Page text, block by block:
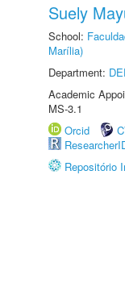
Suely
School:
Marília)
Department:
Academic
MS-3.1
Orcid
Repositório